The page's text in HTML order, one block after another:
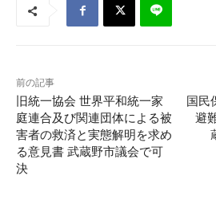
前の記事
旧統一協会 世界平和統一家
庭連合及び関連団体による被
害者の救済と実態解明を求め
る意見書 武蔵野市議会で可
決
国民
避